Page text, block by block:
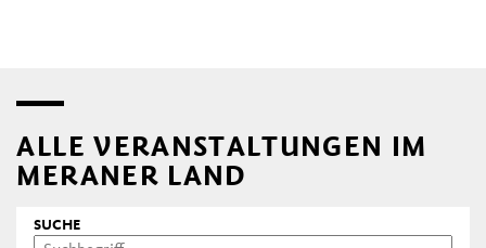
ALLE VERANSTALTUNGEN IM
MERANER LAND
SUCHE